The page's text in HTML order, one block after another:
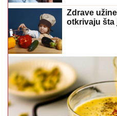
Zdrave
otkrivaju šta